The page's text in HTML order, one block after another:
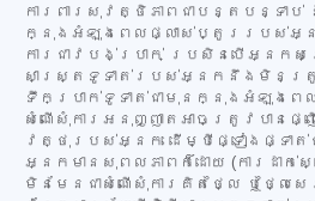
ការពារសុវត្ថិភាពជាបន្តបន្ទាប់
ក្នុងអំឡុងពេលផ្លាស់ប្តូររបស់អ្ន
ការជាវបង់ប្រាក់ ប្រសិនបើអ្នក
សាស្ត្រទូទាត់របស់អ្នកនឹងមិនត្
ទឹកប្រាក់ទូទាត់ជាមុនក្នុងអំឡុងពេលសា
សំណើសុំការអនុញ្ញាតអាចត្រូវបានផ្
វត្ថុរបស់អ្នក ដើម្បីផ្ទៀងផ្ទាត់
អ្នកមានសុពលភាពក៏ដោយ (ការដាក់ស្ន
មិនមែនជាសំណើសុំការគិតថ្លៃ ឬថ្លៃសេវា